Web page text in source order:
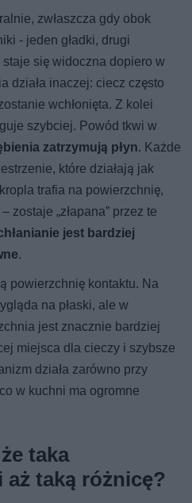
zwłaszcza gdy obok
- jeden gładki, drugi
się widoczna dopiero w
działa inaczej: ciecz często
wchłonięta. Z kolei
szybciej. Powód tkwi w
zatrzymują płyn. Każde
które działają jak
trafia na powierzchnię,
zostaje „złapana” przez te
jest bardziej
.
powierzchnię kontaktu. Na
na płaski, ale w
jest znacznie bardziej
miejsca dla cieczy i szybsze
działa zarówno przy
w kuchni ma ogromne
taka
taką różnicę?